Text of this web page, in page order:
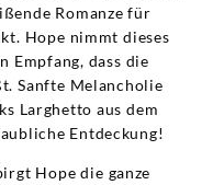
Romanze für
Hope nimmt dieses
Empfang, dass die
Sanfte Melancholie
Larghetto aus dem
Entdeckung!
Hope die ganze